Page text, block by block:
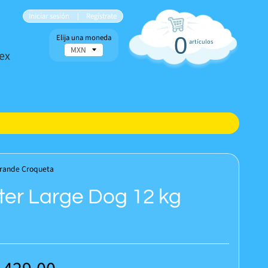
Iniciar sesión | Regístrate
0 artículos
Elija una moneda
Croqueta
Large Dog 12 kg